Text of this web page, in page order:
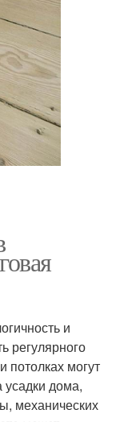
и
регулярного
могут
усадки дома,
механических